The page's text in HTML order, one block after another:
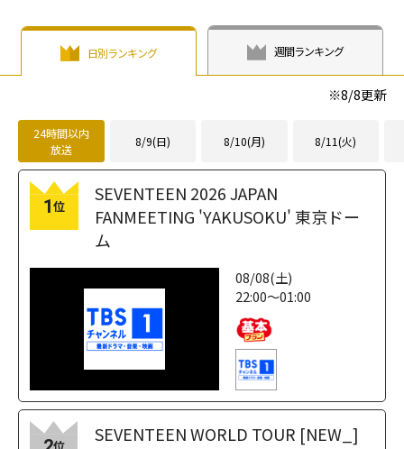
日別ランキング 週間ランキング
※8/8更新
24時間以内
放送
8/9(日) 8/10(月) 8/11(火)
1位
SEVENTEEN 2026 JAPAN
FANMEETING 'YAKUSOKU' 東京ドー
ム
08/08(土)
22:00～01:00
位
SEVENTEEN WORLD TOUR [NEW_]